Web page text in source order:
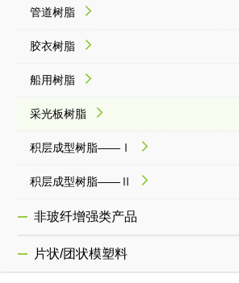
管道树脂
胶衣树脂
船用树脂
采光板树脂
积层成型树脂——Ⅰ
积层成型树脂——Ⅱ
非玻纤增强类产品
片状/团状模塑料